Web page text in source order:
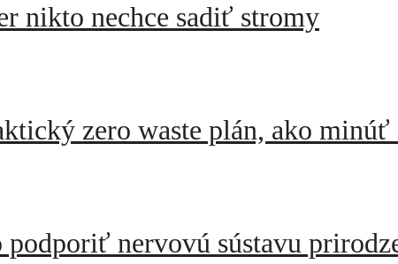
nikto nechce sadiť stromy
zero waste plán, ako minúť
nervovú sústavu